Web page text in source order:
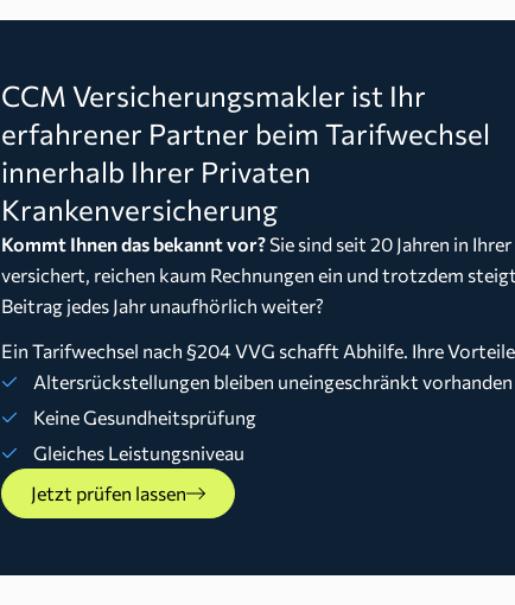
CCM Versicherungsmakler ist Ihr
erfahrener Partner beim Tarifwechsel
innerhalb Ihrer Privaten
Krankenversicherung
Kommt Ihnen das bekannt vor? Sie sind seit 20 Jahren in
versichert, reichen kaum Rechnungen ein und trotzdem
Beitrag jedes Jahr unaufhörlich weiter?
Ein Tarifwechsel nach §204 VVG schafft Abhilfe. Ihre
Altersrückstellungen bleiben uneingeschränkt vorhanden
Keine Gesundheitsprüfung
Gleiches Leistungsniveau
Jetzt prüfen lassen